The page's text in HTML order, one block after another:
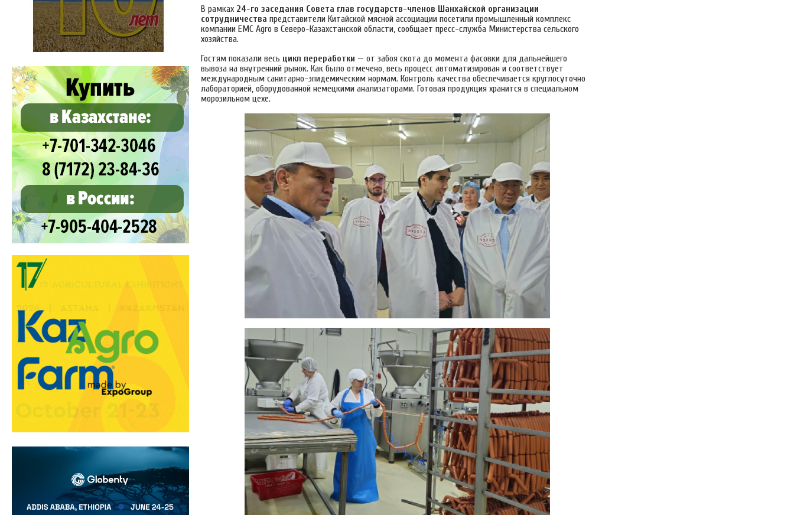
В рамках 24-го заседания Совета глав государств-членов Шанхайской организации
сотрудничества представители Китайской мясной ассоциации посетили промышленный комплекс
компании EMC Agro в Северо-Казахстанской области, сообщает пресс-служба Министерства сельского
хозяйства.
Гостям показали весь цикл переработки — от забоя скота до момента фасовки для дальнейшего
вывоза на внутренний рынок. Как было отмечено, весь процесс автоматизирован и соответствует
международным санитарно-эпидемическим нормам. Контроль качества обеспечивается круглосуточно
лабораторией, оборудованной немецкими анализаторами. Готовая продукция хранится в специальном
морозильном цехе.